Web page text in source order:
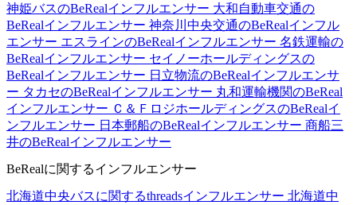
神姫バスのBeRealインフルエンサー 大和自動車交通の
BeRealインフルエンサー 神奈川中央交通のBeRealインフル
エンサー エスラインのBeRealインフルエンサー 名鉄運輸の
BeRealインフルエンサー セイノーホールディングスの
BeRealインフルエンサー 日立物流のBeRealインフルエンサ
ー タカセのBeRealインフルエンサー 丸和運輸機関のBeReal
インフルエンサー Ｃ＆ＦロジホールディングスのBeRealイ
ンフルエンサー 日本郵船のBeRealインフルエンサー 商船三
井のBeRealインフルエンサー
BeRealに関するインフルエンサー
北海道中央バスに関するthreadsインフルエンサー 北海道中